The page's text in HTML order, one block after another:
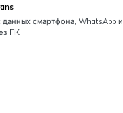
данных смартфона, WhatsApp и
ПК